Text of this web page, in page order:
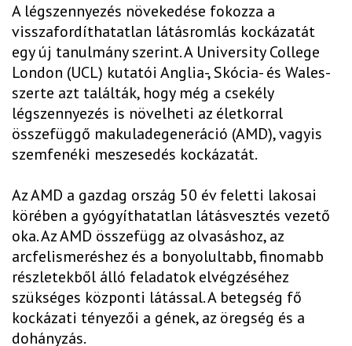
A légszennyezés növekedése fokozza a
visszafordíthatatlan látásromlás kockázatát
egy új tanulmány szerint. A University College
London (UCL) kutatói Anglia-, Skócia- és Wales-
szerte azt találták, hogy még a csekély
légszennyezés is növelheti az életkorral
összefüggő makuladegeneráció (AMD), vagyis
szemfenéki meszesedés kockázatát.
Az AMD a gazdag ország 50 év feletti lakosai
körében a gyógyíthatatlan látásvesztés vezető
oka. Az AMD összefügg az olvasáshoz, az
arcfelismeréshez és a bonyolultabb, finomabb
részletekből álló feladatok elvégzéséhez
szükséges központi látással. A betegség fő
kockázati tényezői a gének, az öregség és a
dohányzás.